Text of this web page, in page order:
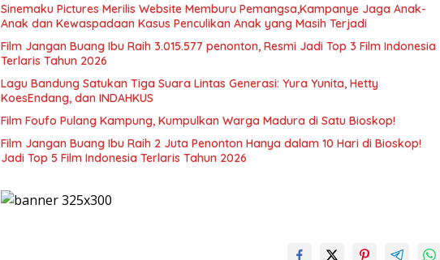
Sinemaku Pictures Merilis Website Memburu Pemangsa,Kampanye Jaga Anak-
Anak dan Kewaspadaan Kasus Penculikan Anak yang Masih Terjadi
Film Jangan Buang Ibu Raih 3.015.577 penonton, Resmi Jadi Top 3 Film Indonesia
Terlaris Tahun 2026
Lagu Bandung Satukan Tiga Suara Lintas Generasi: Yura Yunita, Hetty
KoesEndang, dan INDAHKUS
Film Foufo Pulang Kampung, Kumpulkan Warga Madura di Satu Bioskop!
Film Jangan Buang Ibu Raih 2 Juta Penonton Hanya dalam 10 Hari di Bioskop!
Jadi Top 5 Film Indonesia Terlaris Tahun 2026